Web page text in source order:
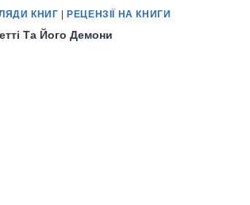
КНИГ РЕЦЕНЗІЇ НА КНИГИ
Та Його Демони